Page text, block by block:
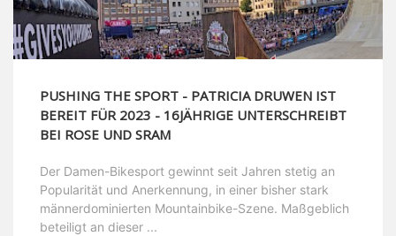
PUSHING THE SPORT - PATRICIA DRUWEN IST
BEREIT FÜR 2023 - 16JÄHRIGE UNTERSCHREIBT
BEI ROSE UND SRAM
Der Damen-Bikesport gewinnt seit Jahren stetig an
Popularität und Anerkennung, in einer bisher stark
männerdominierten Mountainbike-Szene. Maßgeblich
beteiligt an dieser ...